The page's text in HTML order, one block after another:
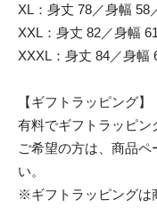
XL：身丈 78／身幅 58
XXL：身丈 82／身幅
XXXL：身丈 84／身幅
【ギフトラッピング】
有料でギフトラッピン
ご希望の方は、商品
い。
※ギフトラッピングは